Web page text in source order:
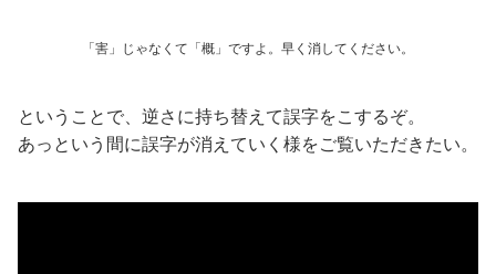
「害」じゃなくて「概」ですよ。早く消してください。
ということで、逆さに持ち替えて誤字をこするぞ。
あっという間に誤字が消えていく様をご覧いただきたい。